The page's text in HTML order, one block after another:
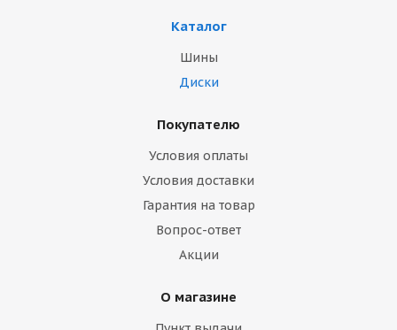
Каталог
Шины
Диски
Покупателю
Условия оплаты
Условия доставки
Гарантия на товар
Вопрос-ответ
Акции
О магазине